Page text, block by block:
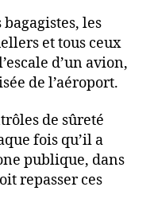
les
et tous ceux
d’un avion,
de l’aéroport.
de sûreté
fois qu’il a
publique, dans
repasser ces